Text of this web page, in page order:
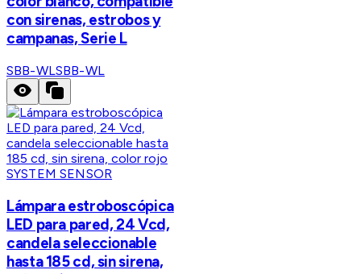
con sirenas, estrobos y
campanas, Serie L
SBB-WLSBB-WL
SYSTEM SENSOR
Lámpara estroboscópica
LED para pared, 24 Vcd,
candela seleccionable
hasta 185 cd, sin sirena,